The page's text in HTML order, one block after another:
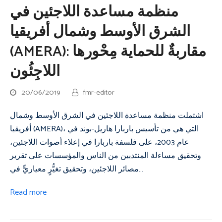
منظمة مساعدة اللاجئين في
الشرق الأوسط وشمال أفريقيا
(AMERA): مقاربةٌ للحماية مِحْورها
اللاجِئُون
20/06/2019 fmr-editor
اشتملت منظمة مساعدة اللاجئين في الشرق الأوسط وشمال
أفريقيا (AMERA)، التي هي من تأسيس باربارا هاريل-بوند في
عام 2003، على فلسفة باربارا في إعلاء أصوات اللاجئين،
وتحقيق مساءلة المنتدبين من الناس والمؤسسات على تقرير
مصائر اللاجئين، وتحقيق تغيُّرٍ معياريٍّ في…
Read more